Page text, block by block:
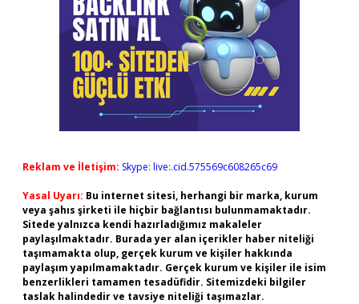
Reklam ve İletişim: Skype: live:.cid.575569c608265c69
Yasal Uyarı: Bu internet sitesi, herhangi bir marka, kurum
veya şahıs şirketi ile hiçbir bağlantısı bulunmamaktadır.
Sitede yalnızca kendi hazırladığımız makaleler
paylaşılmaktadır. Burada yer alan içerikler haber niteliği
taşımamakta olup, gerçek kurum ve kişiler hakkında
paylaşım yapılmamaktadır. Gerçek kurum ve kişiler ile isim
benzerlikleri tamamen tesadüfidir. Sitemizdeki bilgiler
taslak halindedir ve tavsiye niteliği taşımazlar.